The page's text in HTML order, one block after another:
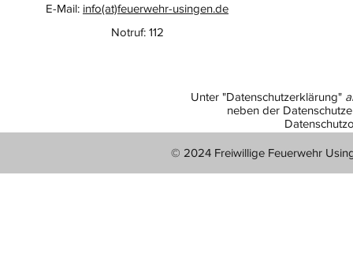
E-Mail: info(at)feuerwehr-usingen.de
Notruf: 112
Unter "Datenschutzerklärung"
neben der
© 2024 Freiwillige Feuerwehr